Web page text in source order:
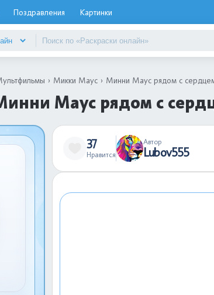
Поздравления Картинки
Микки Маус Минни Маус рядом с
Маус рядом с
37
Нравится
Автор
Lubov555